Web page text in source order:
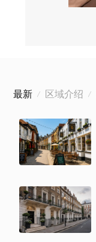
最新 / 区域介绍 /